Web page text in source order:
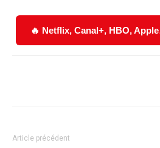
🔥 Netflix, Canal+, HBO,
Article précédent